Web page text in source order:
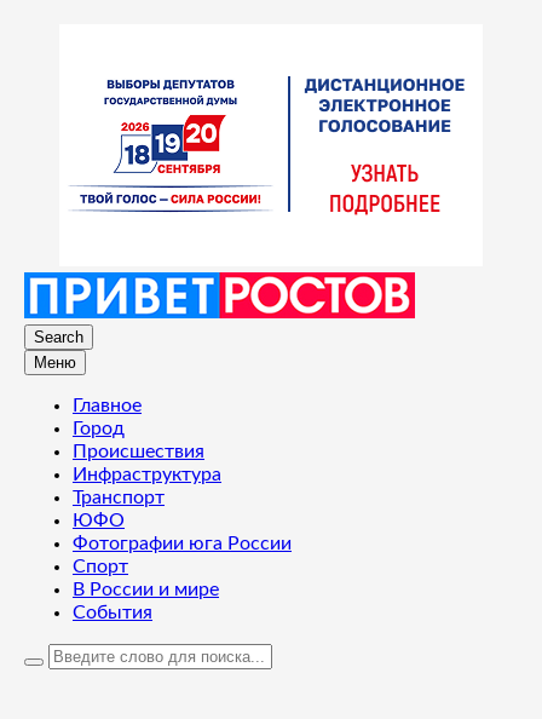
Search
Меню
Главное
Город
Происшествия
Инфраструктура
Транспорт
ЮФО
Фотографии юга России
Спорт
В России и мире
События